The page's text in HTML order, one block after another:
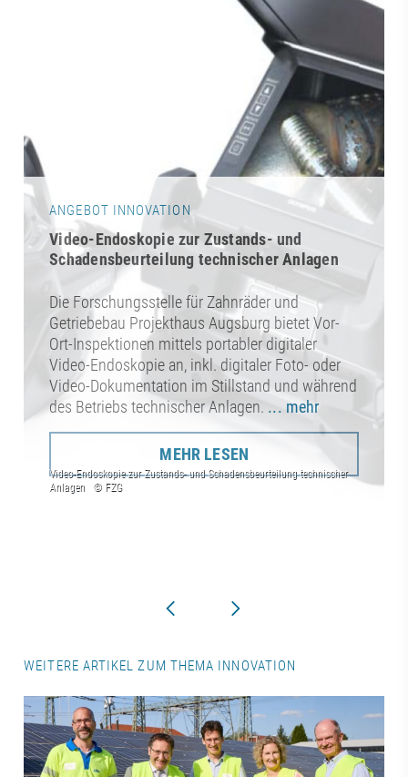
ANGEBOT INNOVATION
Video-Endoskopie zur Zustands- und
Schadensbeurteilung technischer Anlagen
Die Forschungsstelle für Zahnräder und
Getriebebau Projekthaus Augsburg bietet Vor-
Ort-Inspektionen mittels portabler digitaler
Video-Endoskopie an, inkl. digitaler Foto- oder
Video-Dokumentation im Stillstand und während
des Betriebs technischer Anlagen. ... mehr
MEHR LESEN
WEITERE ARTIKEL ZUM THEMA INNOVATION